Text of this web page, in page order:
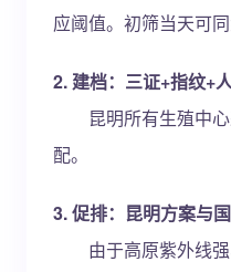
应阈值。初筛当天可
2. 建档：三证+指纹+
昆明所有生殖中心
配。
3. 促排：昆明方案与
由于高原紫外线强